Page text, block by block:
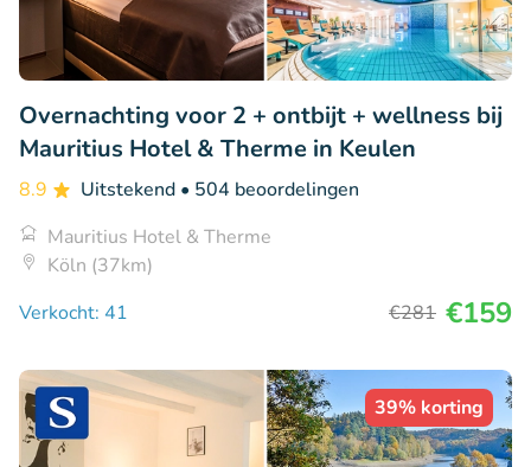
Overnachting voor 2 + ontbijt + wellness bij
Mauritius Hotel & Therme in Keulen
8.9 Uitstekend • 504 beoordelingen
Mauritius Hotel & Therme
Köln (37km)
Verkocht: 41
€281 €159
39% korting